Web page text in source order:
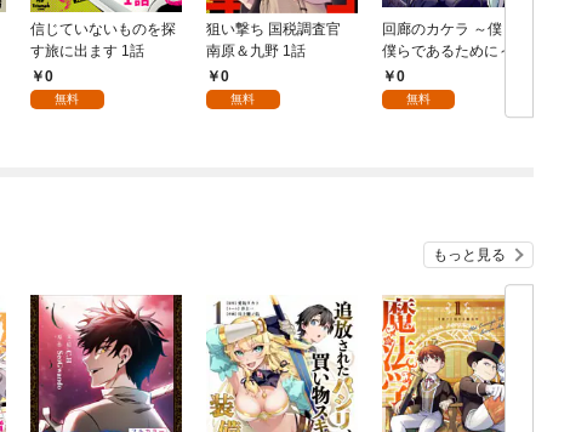
信じていないものを探
す旅に出ます 1話
0
無料
狙い撃ち 国税調査官
南原＆九野 1話
0
無料
回廊のカケラ ～僕らが
僕らであるために～ 1
話0
無料
もっと見る